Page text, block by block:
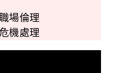
場倫理
機處理